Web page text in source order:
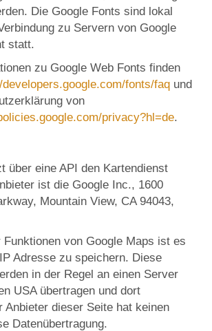
Die Google Fonts sind lokal
zu Servern von Google
statt.
zu Google Web Fonts finden
fonts/faq und
von
privacy?hl=de.
über eine API den Kartendienst
ist die Google Inc., 1600
Mountain View, CA 94043,
von Google Maps ist es
Adresse zu speichern. Diese
in der Regel an einen Server
USA übertragen und dort
Anbieter dieser Seite hat keinen
Datenübertragung.